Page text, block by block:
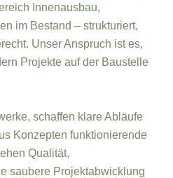
Innenausbau,
im Bestand – strukturiert,
Unser Anspruch ist es,
Projekte auf der Baustelle
schaffen klare Abläufe
Konzepten funktionierende
Qualität,
saubere Projektabwicklung